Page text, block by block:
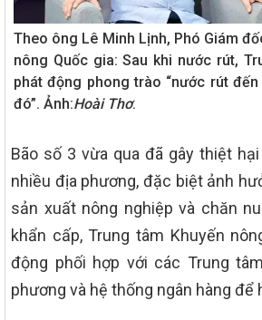
Theo ông Lê Minh Lịnh, Phó Giám
nông Quốc gia: Sau khi nước rút,
phát động phong trào “nước rút
đó”. Ảnh:Hoài Thơ.
Bão số 3 vừa qua đã gây thiệt
nhiều địa phương, đặc biệt ảnh
sản xuất nông nghiệp và chăn
khẩn cấp, Trung tâm Khuyến
động phối hợp với các Trung
phương và hệ thống ngân hàng để